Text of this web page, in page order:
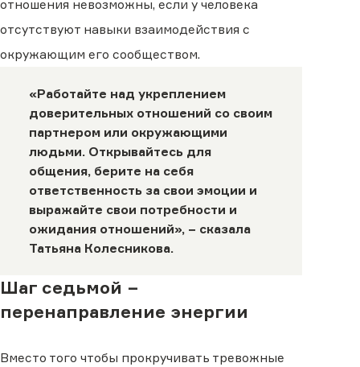
отношения невозможны, если у человека
отсутствуют навыки взаимодействия с
окружающим его сообществом.
«Работайте над укреплением
доверительных отношений со своим
партнером или окружающими
людьми. Открывайтесь для
общения, берите на себя
ответственность за свои эмоции и
выражайте свои потребности и
ожидания отношений», − сказала
Татьяна Колесникова.
Шаг седьмой −
перенаправление энергии
Вместо того чтобы прокручивать тревожные